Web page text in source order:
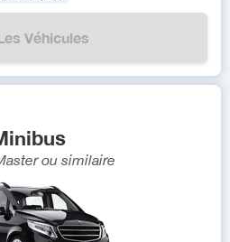
Véhicules
ou similaire